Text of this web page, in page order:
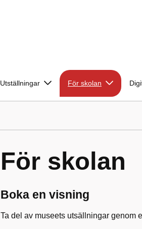
Utställningar För skolan
För skolan
Boka en visning
Ta del av museets utsällningar genom